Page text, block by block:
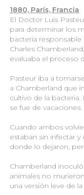
1880, París, Francia
El Doctor Luis
para determinar los
bacteria responsable
Charles
evaluaba el proceso
Pasteur iba a
a Chamberland que
cultivo de la
se fue de vacaciones.
Cuando ambos
estaban sin infectar
donde lo dejaron,
Chamberland
animales no
una versión leve de